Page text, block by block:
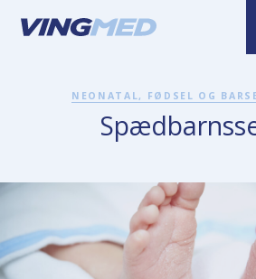
NEONATAL, FØDSEL OG